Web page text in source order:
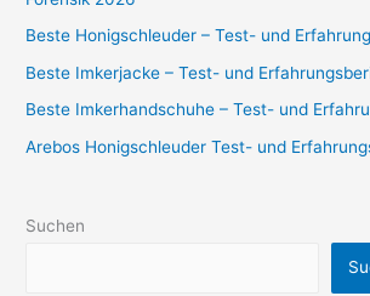
Beste Honigschleuder – Test- und
Beste Imkerjacke – Test- und
Beste Imkerhandschuhe – Test- und
Arebos Honigschleuder Test- und
Suchen